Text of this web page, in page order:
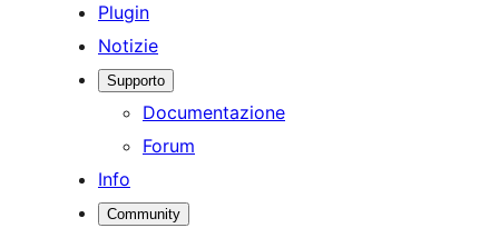
Plugin
Notizie
Supporto
Documentazione
Forum
Info
Community